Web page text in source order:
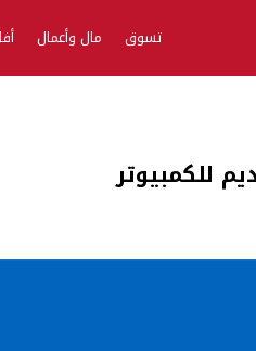
تسوق مال وأعمال
للكمبيوتر